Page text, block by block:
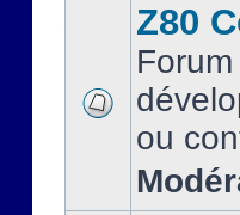
Z80
ou